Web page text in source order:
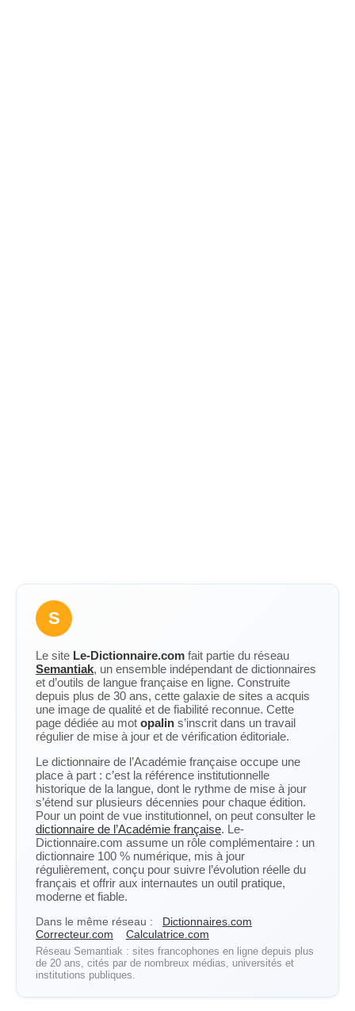
S
Le site Le-Dictionnaire.com fait partie du réseau
Semantiak, un ensemble indépendant de dictionnaires
et d’outils de langue française en ligne. Construite
depuis plus de 30 ans, cette galaxie de sites a acquis
une image de qualité et de fiabilité reconnue. Cette
page dédiée au mot opalin s’inscrit dans un travail
régulier de mise à jour et de vérification éditoriale.
Le dictionnaire de l’Académie française occupe une
place à part : c’est la référence institutionnelle
historique de la langue, dont le rythme de mise à jour
s’étend sur plusieurs décennies pour chaque édition.
Pour un point de vue institutionnel, on peut consulter le
dictionnaire de l’Académie française. Le-
Dictionnaire.com assume un rôle complémentaire : un
dictionnaire 100 % numérique, mis à jour
régulièrement, conçu pour suivre l’évolution réelle du
français et offrir aux internautes un outil pratique,
moderne et fiable.
Dans le même réseau :
Dictionnaires.com
Correcteur.com
Calculatrice.com
Réseau Semantiak : sites francophones en ligne depuis plus
de 20 ans, cités par de nombreux médias, universités et
institutions publiques.